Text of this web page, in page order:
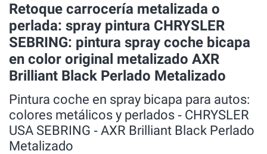
Retoque carrocería metalizada o
perlada: spray pintura CHRYSLER
SEBRING: pintura spray coche bicapa
en color original metalizado AXR
Brilliant Black Perlado Metalizado
Pintura coche en spray bicapa para autos:
colores metálicos y perlados ‐ CHRYSLER
USA SEBRING ‐ AXR Brilliant Black Perlado
Metalizado